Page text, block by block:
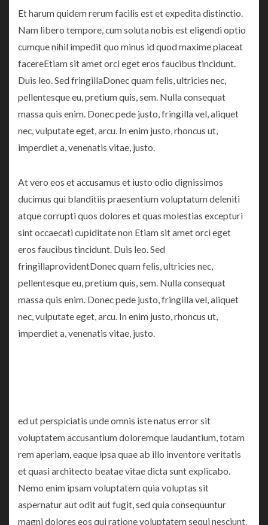
Et harum quidem rerum facilis est et expedita distinctio.
Nam libero tempore, cum soluta nobis est eligendi optio
cumque nihil impedit quo minus id quod maxime placeat
facereEtiam sit amet orci eget eros faucibus tincidunt.
Duis leo. Sed fringillaDonec quam felis, ultricies nec,
pellentesque eu, pretium quis, sem. Nulla consequat
massa quis enim. Donec pede justo, fringilla vel, aliquet
nec, vulputate eget, arcu. In enim justo, rhoncus ut,
imperdiet a, venenatis vitae, justo.
At vero eos et accusamus et iusto odio dignissimos
ducimus qui blanditiis praesentium voluptatum deleniti
atque corrupti quos dolores et quas molestias excepturi
sint occaecati cupiditate non Etiam sit amet orci eget
eros faucibus tincidunt. Duis leo. Sed
fringillaprovidentDonec quam felis, ultricies nec,
pellentesque eu, pretium quis, sem. Nulla consequat
massa quis enim. Donec pede justo, fringilla vel, aliquet
nec, vulputate eget, arcu. In enim justo, rhoncus ut,
imperdiet a, venenatis vitae, justo.
ed ut perspiciatis unde omnis iste natus error sit
voluptatem accusantium doloremque laudantium, totam
rem aperiam, eaque ipsa quae ab illo inventore veritatis
et quasi architecto beatae vitae dicta sunt explicabo.
Nemo enim ipsam voluptatem quia voluptas sit
aspernatur aut odit aut fugit, sed quia consequuntur
magni dolores eos qui ratione voluptatem sequi nesciunt.